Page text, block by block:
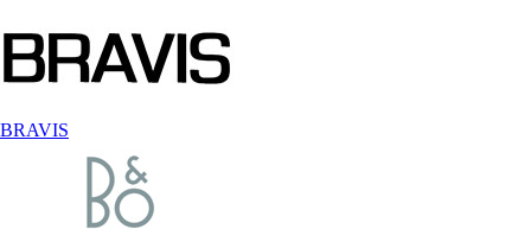
BRAVIS